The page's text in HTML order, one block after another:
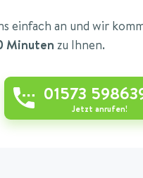
einfach an und wir
Minuten zu Ihnen.
01573
Jetzt anrufen!